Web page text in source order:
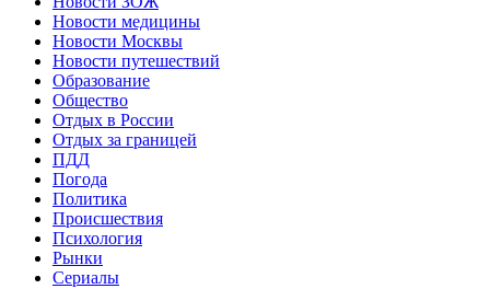
Новости медицины
Новости Москвы
Новости путешествий
Образование
Общество
Отдых в России
Отдых за границей
ПДД
Погода
Политика
Происшествия
Психология
Рынки
Сериалы